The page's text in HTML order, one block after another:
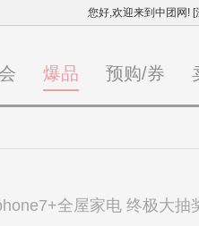
您好,欢迎来到中团网! [
爆品 预购/券
全屋家电 终极大抽